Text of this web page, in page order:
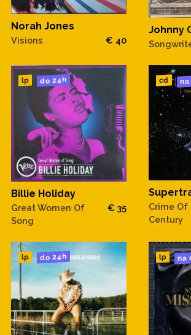
Norah Jones
Visions € 40
Johnny
lp do 24h
Billie Holiday
Great Women Of
Song
€ 35
cd
Crime Of
Century
lp do 24h lp na